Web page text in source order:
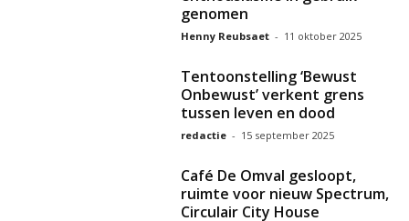
genomen
Henny Reubsaet - 11 oktober 2025
Tentoonstelling ‘Bewust
Onbewust’ verkent grens
tussen leven en dood
redactie - 15 september 2025
Café De Omval gesloopt,
ruimte voor nieuw Spectrum,
Circulair City House